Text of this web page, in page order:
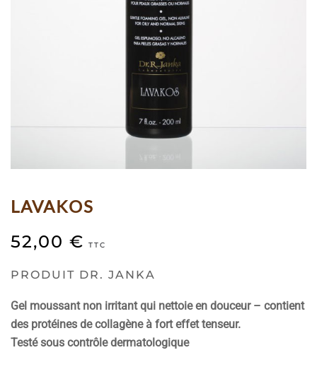
LAVAKOS
52,00 € TTC
PRODUIT DR. JANKA
Gel moussant non irritant qui nettoie en douceur – contient
des protéines de collagène à fort effet tenseur.
Testé sous contrôle dermatologique